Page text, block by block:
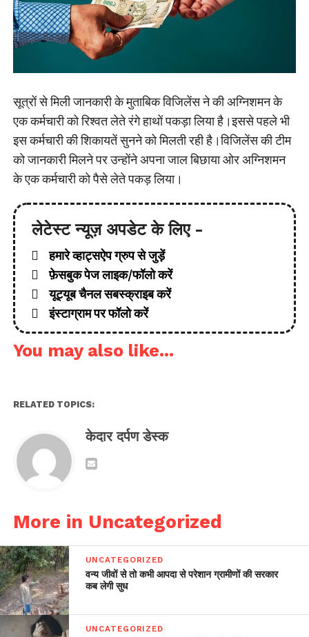
सूत्रों से मिली जानकारी के मुताबिक विजिलेंस ने की अग्निशमन के
एक कर्मचारी को रिश्वत लेते रंगे हाथों पकड़ा लिया है।इससे पहले भी
इस कर्मचारी की शिकायतें सुनने को मिलती रही है।विजिलेंस की टीम
को जानकारी मिलने पर उन्होंने अपना जाल बिछाया ओर अग्निशमन
के एक कर्मचारी को पैसे लेते पकड़ लिया।
लेटेस्ट न्यूज़ अपडेट के लिए -
हमारे व्हाट्सऐप ग्रुप से जुड़ें
फ़ेसबुक पेज लाइक/फॉलो करें
यूट्यूब चैनल सबस्क्राइब करें
इंस्टाग्राम पर फॉलो करें
You may also like...
RELATED TOPICS:
केदार दर्पण डेस्क
More in Uncategorized
UNCATEGORIZED
वन्य जीवों से तो कभी आपदा से परेशान ग्रामीणों की सरकार
कब लेगी सुध
UNCATEGORIZED